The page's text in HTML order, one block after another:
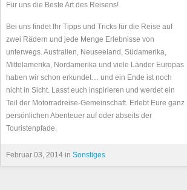
Für uns die Beste Art des Reisens!
Bei uns findet Ihr Tipps und Tricks für die Reise auf
zwei Rädern und jede Menge Erlebnisse von
unterwegs. Australien, Neuseeland, Südamerika,
Mittelamerika, Nordamerika und viele Länder Europas
haben wir schon erkundet… und ein Ende ist noch
nicht in Sicht. Lasst euch inspirieren und werdet ein
Teil der Motorradreise-Gemeinschaft. Erlebt Eure ganz
persönlichen Abenteuer auf oder abseits der
Touristenpfade.
Februar 03, 2014 in Sonstiges